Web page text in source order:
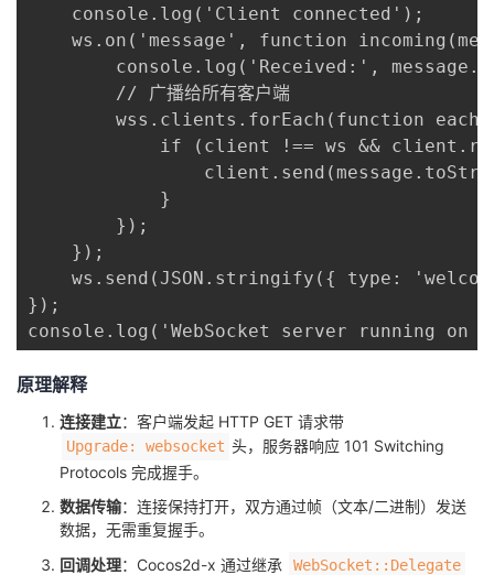
    console.log('Client connected');
ws.on('message', function
console.log('Received:',
        // 广播给所有客户端
wss.clients.forEach(function
if (client !== ws &&
            }
        });
    });
ws.send(JSON.stringify({ type:
});
console.log('WebSocket server running
原理解释
连接建立：客户端发起 HTTP GET 请求带
Upgrade: websocket 头，服务器响应 101 Switching
Protocols 完成握手。
数据传输：连接保持打开，双方通过帧（文本/二进制）发送
数据，无需重复握手。
回调处理：Cocos2d-x 通过继承 WebSocket::Delegate